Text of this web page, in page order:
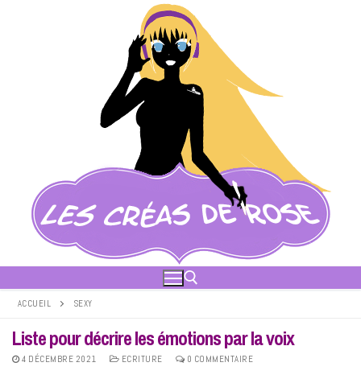
ACCUEIL SEXY
Liste pour décrire les émotions par la voix
4 DÉCEMBRE 2021 ECRITURE 0 COMMENTAIRE